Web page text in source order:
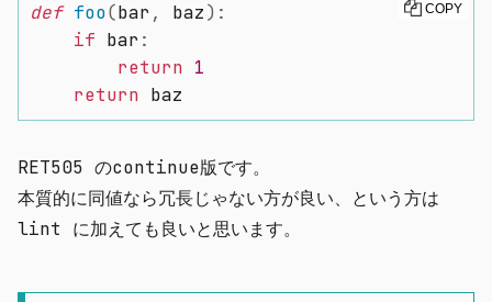
def foo(bar , baz) :
if bar :
return 1
return baz
COPY
RET505 のcontinue版です。
本質的に同値なら冗長じゃない方が良い、という方は
lint に加えても良いと思います。